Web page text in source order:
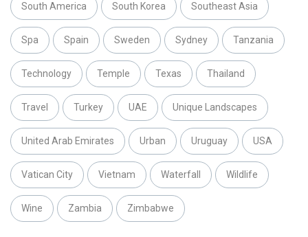
South America South Korea Southeast Asia
Spa Spain Sweden Sydney Tanzania
Technology Temple Texas Thailand
Travel Turkey UAE Unique Landscapes
United Arab Emirates Urban Uruguay USA
Vatican City Vietnam Waterfall Wildlife
Wine Zambia Zimbabwe